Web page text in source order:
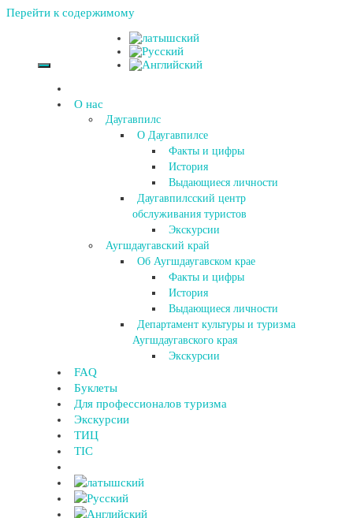
Перейти к содержимому
О нас
Даугавпилс
О Даугавпилсе
Факты и цифры
История
Выдающиеся личности
Даугавпилсский центр
обслуживания туристов
Экскурсии
Аугшдаугавский край
Об Аугшдаугавском крае
Факты и цифры
История
Выдающиеся личности
Департамент культуры и туризма
Аугшдаугавского края
Экскурсии
FAQ
Буклеты
Для профессионалов туризма
Экскурсии
ТИЦ
TIC